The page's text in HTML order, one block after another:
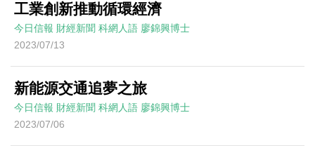
工業創新推動循環經濟
今日信報 財經新聞 科網人語 廖錦興博士
2023/07/13
新能源交通追夢之旅
今日信報 財經新聞 科網人語 廖錦興博士
2023/07/06